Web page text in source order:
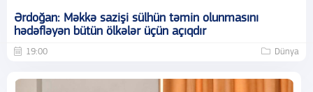
Ərdoğan: Məkkə sazişi sülhün təmin olunmasını
hədəfləyən bütün ölkələr üçün açıqdır
19:00 Dünya